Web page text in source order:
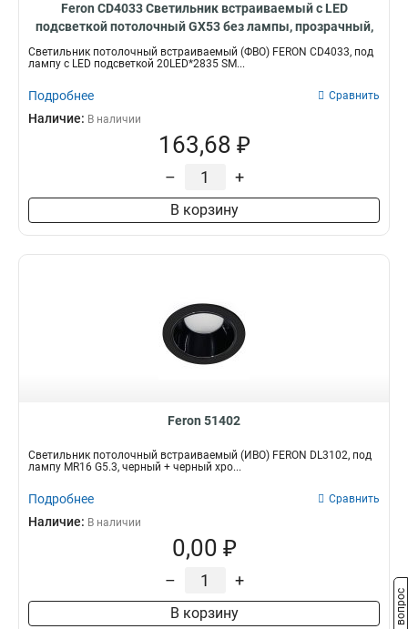
Feron CD4033 Светильник встраиваемый с LED
подсветкой потолочный GX53 без лампы, прозрачный,
хром 32997
Светильник потолочный встраиваемый (ФВО) FERON CD4033, под
лампу с LED подсветкой 20LED*2835 SM...
Подробнее Сравнить
Наличие: В наличии
163,68 ₽
– +
В корзину
Feron 51402
Светильник потолочный встраиваемый (ИВО) FERON DL3102, под
лампу MR16 G5.3, черный + черный хро...
Подробнее Сравнить
Наличие: В наличии
0,00 ₽
– +
В корзину